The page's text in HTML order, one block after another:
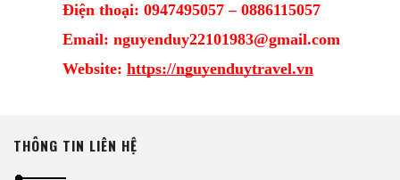
Điện thoại: 0947495057 – 0886115057
Email: nguyenduy22101983@gmail.com
Website: https://nguyenduytravel.vn
THÔNG TIN LIÊN HỆ